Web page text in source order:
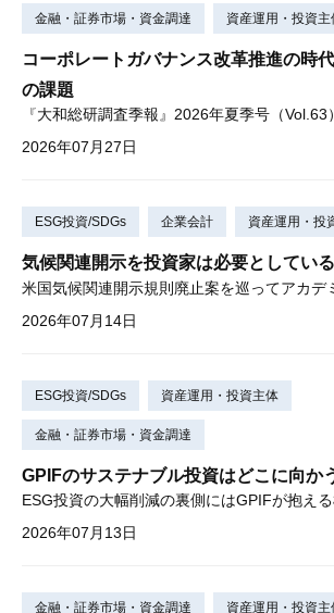
金融・証券市場・資金調達 資産運用・投資主
コーポレートガバナンス改革推進の時
の課題
『大和総研調査季報』2026年夏季号（Vol.63
2026年07月27日
ESG投資/SDGs 企業会計 資産運用・投
気候関連開示を投資家は必要としてい
2026年07月14日
ESG投資/SDGs 資産運用・投資主体
金融・証券市場・資金調達
GPIFのサステナブル投資はどこに向か
2026年07月13日
金融・証券市場・資金調達 資産運用・投資主